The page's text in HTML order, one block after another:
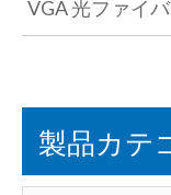
VGA 光ファイ
製品カテ